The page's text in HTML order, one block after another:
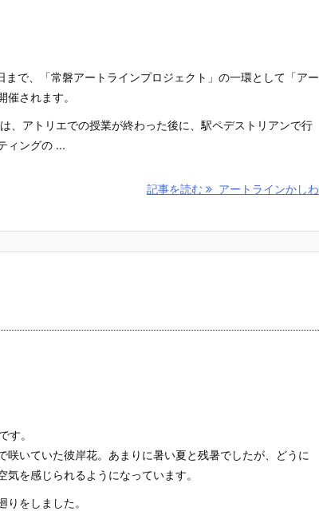
まで、「常磐アートラインプロジェクト」の一環として「アー
催されます。
、アトリエでの授業が終わった後に、駅ペデストリアンで行
ィングの ...
記事を読む アートラインかしわ
す。
咲いていた彼岸花。あまりに暑い夏と残暑でしたが、どうに
気を感じられるようになっています。
りをしました。